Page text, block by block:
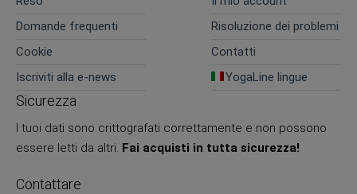
Domande frequenti
Risoluzione dei problemi
Cookie
Contatti
Iscriviti alla e-news
YogaLine lingue
Sicurezza
I tuoi dati sono crittografati correttamente e non possono
essere letti da altri. Fai acquisti in tutta sicurezza!
Contattare